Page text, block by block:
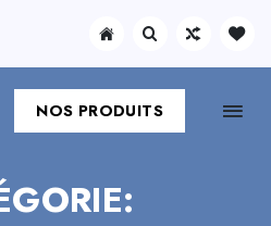
NOS PRODUITS